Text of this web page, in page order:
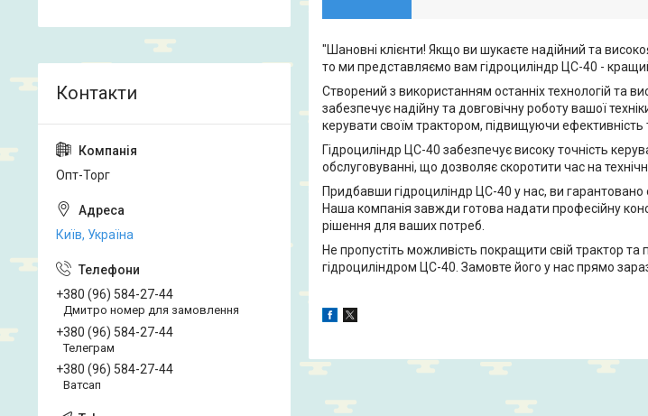
"Шановні клієнти! Якщо ви шукаєте надійний та
то ми представляємо вам гідроциліндр ЦС-40 -
Створений з використанням останніх технологій та
забезпечує надійну та довговічну роботу вашої
керувати своїм трактором, підвищуючи ефективність
Гідроциліндр ЦС-40 забезпечує високу точність
обслуговуванні, що дозволяє скоротити час на
Придбавши гідроциліндр ЦС-40 у нас, ви гарантовано
Наша компанія завжди готова надати професійну
рішення для ваших потреб.
Не пропустіть можливість покращити свій трактор
гідроциліндром ЦС-40. Замовте його у нас прямо
Опт-Торг
Київ, Україна
+380 (96) 584-27-44
Дмитро номер для замовлення
+380 (96) 584-27-44
Телеграм
+380 (96) 584-27-44
Ватсап